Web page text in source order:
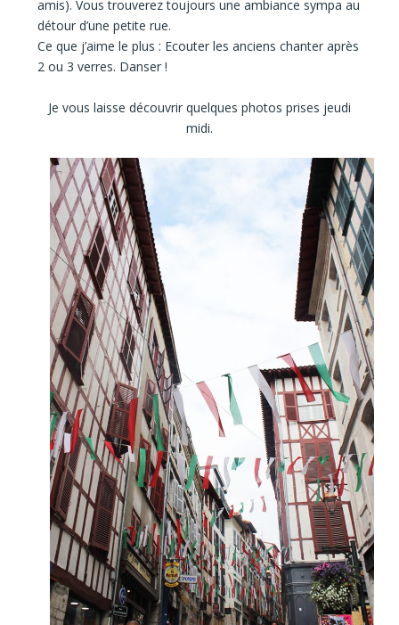
amis). Vous trouverez toujours une ambiance sympa au
détour d’une petite rue.
Ce que j’aime le plus : Ecouter les anciens chanter après
2 ou 3 verres. Danser !
Je vous laisse découvrir quelques photos prises jeudi
midi.